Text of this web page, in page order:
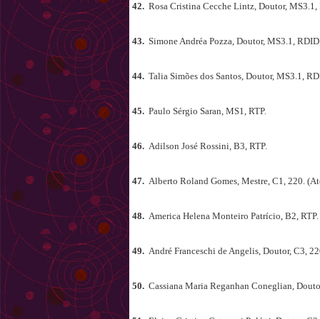
42. Rosa Cristina Cecche Lintz, Doutor, MS3.1,
43. Simone Andréa Pozza, Doutor, MS3.1,
44. Talia Simões dos Santos, Doutor, MS3.1,
45. Paulo Sérgio Saran, MS1, RTP.
46. Adilson José Rossini, B3, RTP.
47. Alberto Roland Gomes, Mestre, C1, 220.
48. America Helena Monteiro Patrício, B2, RTP.
49. André Franceschi de Angelis, Doutor, C3,
50. Cassiana Maria Reganhan Coneglian,